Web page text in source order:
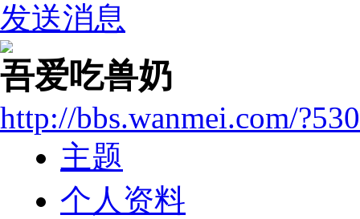
发送消息
吾爱吃兽奶
http://bbs.wanmei.com/
主题
个人资料